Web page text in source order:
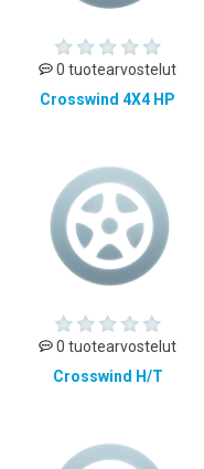
0 tuotearvostelut
Crosswind 4X4 HP
0 tuotearvostelut
Crosswind H/T